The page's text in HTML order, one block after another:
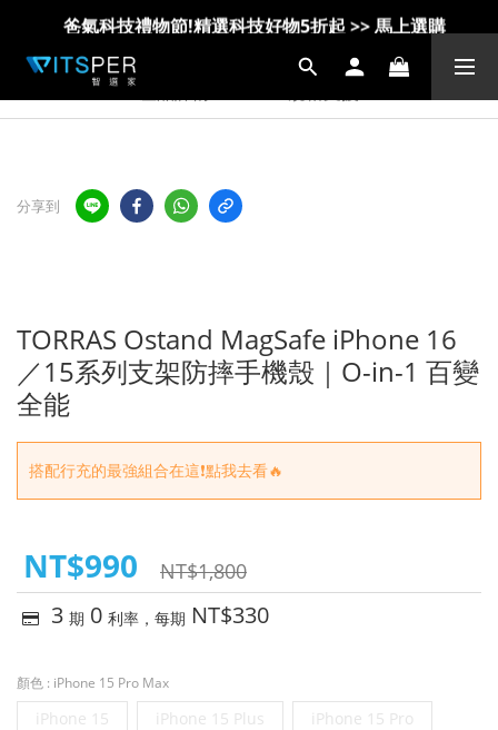
IDMIX Q10 Pro 行動電源 第一代 更換服務方案說明
爸氣科技禮物節!精選科技好物5折起 >> 馬上選購
爸氣科技禮物節!精選科技好物5折起 >> 馬上選購
分享到
TORRAS Ostand MagSafe iPhone 16
／15系列支架防摔手機殼｜O-in-1 百變
全能
搭配行充的最強組合在這❗點我去看🔥
NT$1,800
NT$990
3 期 0 利率，每期 NT$330
顏色 : iPhone 15 Pro Max
iPhone 15 iPhone 15 Plus iPhone 15 Pro